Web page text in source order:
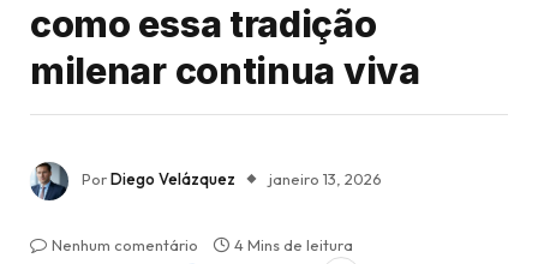
como essa tradição
milenar continua viva
PorDiego Velázquez janeiro 13, 2026
Nenhum comentário
4 Mins de leitura